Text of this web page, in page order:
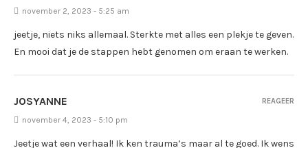
november 2, 2023 - 5:25 am
jeetje, niets niks allemaal. Sterkte met alles een plekje te geven.
En mooi dat je de stappen hebt genomen om eraan te werken.
JOSYANNE
november 4, 2023 - 5:10 pm
Jeetje wat een verhaal! Ik ken trauma’s maar al te goed. Ik wens
REAGEER